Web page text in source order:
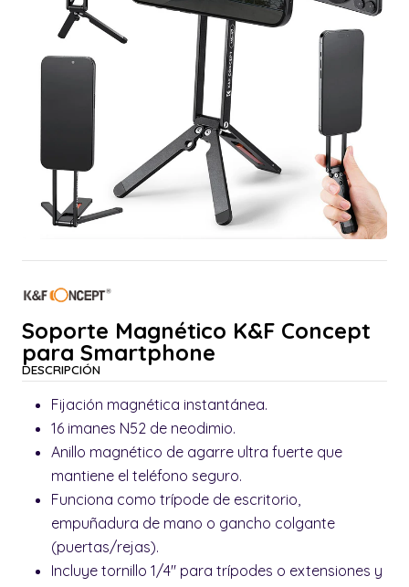
Soporte Magnético K&F Concept
para Smartphone
DESCRIPCIÓN
Fijación magnética instantánea.
16 imanes N52 de neodimio.
Anillo magnético de agarre ultra fuerte que
mantiene el teléfono seguro.
Funciona como trípode de escritorio,
empuñadura de mano o gancho colgante
(puertas/rejas).
Incluye tornillo 1/4" para trípodes o extensiones y